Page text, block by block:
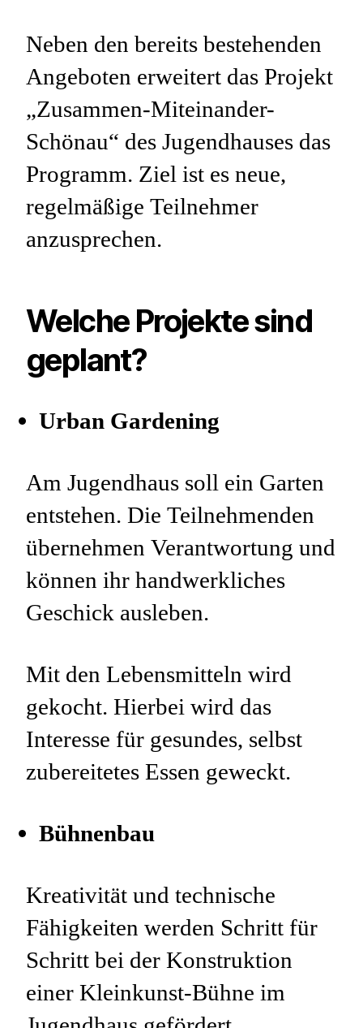
Neben den bereits bestehenden
Angeboten erweitert das Projekt
„Zusammen-Miteinander-
Schönau“ des Jugendhauses das
Programm. Ziel ist es neue,
regelmäßige Teilnehmer
anzusprechen.
Welche Projekte sind
geplant?
Urban Gardening
Am Jugendhaus soll ein Garten
entstehen. Die Teilnehmenden
übernehmen Verantwortung und
können ihr handwerkliches
Geschick ausleben.
Mit den Lebensmitteln wird
gekocht. Hierbei wird das
Interesse für gesundes, selbst
zubereitetes Essen geweckt.
Bühnenbau
Kreativität und technische
Fähigkeiten werden Schritt für
Schritt bei der Konstruktion
einer Kleinkunst-Bühne im